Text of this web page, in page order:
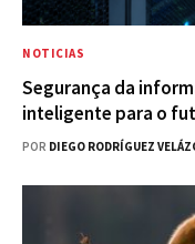
NOTICIAS
Segurança da
inteligente para o
POR DIEGO RODRÍGUEZ